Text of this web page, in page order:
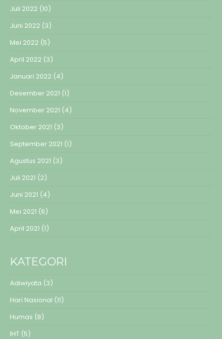
Juli 2022 (10)
Juni 2022 (3)
Mei 2022 (5)
April 2022 (3)
Januari 2022 (4)
Desember 2021 (1)
November 2021 (4)
Oktober 2021 (3)
September 2021 (1)
Agustus 2021 (3)
Juli 2021 (2)
Juni 2021 (4)
Mei 2021 (6)
April 2021 (1)
KATEGORI
Adiwiyata (3)
Hari Nasional (11)
Humas (8)
IHT (5)